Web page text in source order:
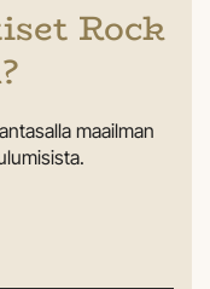
Rock
maailman